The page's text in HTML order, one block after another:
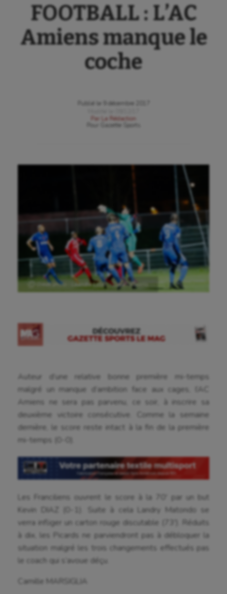
Athlétisme
Auto
Aviron
FOOTBALL : L’AC
Amiens manque le
coche
Publié le
9 décembre 2017
Par
La Rédaction
Gazette Sports
Ⓒ Crédit photo : Léandre Leber – GazetteSports
Auteur d’une relative bonne première mi-temps
malgré un manque d’ambition face aux cages, l’AC
Amiens ne sera pas parvenu, ce soir, à inscrire sa
deuxième victoire consécutive. Comme la semaine
dernière, le score reste intact à la fin de la première
mi-temps (0-0).
Les Franciliens ouvrent le score à la 70′ par un but
Kevin DIAZ (0-1). Suite à cela Landry Matondo se
verra infliger un carton rouge discutable (73′). Réduits
à dix, les Picards ne parviendront pas à débloquer la
situation malgré les trois changements effectués pas
le coach qui s’avoue déçu.
Camille MARSIGLIA